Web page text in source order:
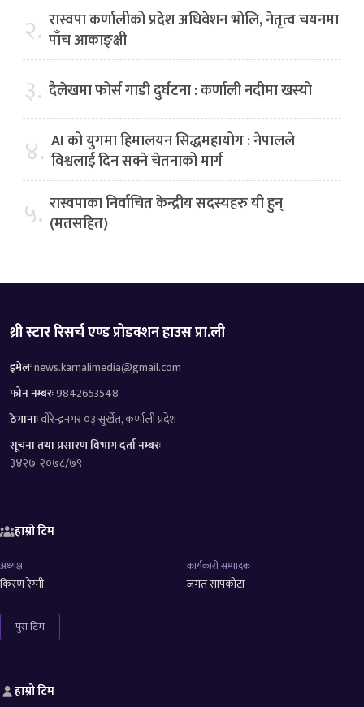
२. रास्वपा कर्णालीको प्रदेश अधिवेशन भोलि, नेतृत्व चयनमा
पाँच आकाङ्क्षी
३. दैलेखमा फोर्स गाडी दुर्घटना : कर्णाली नदीमा खस्यो
४. AI को युगमा हिमालयन सिद्धमहायोग : नेपालले
विश्वलाई दिन सक्ने चेतनाको मार्ग
५. रास्वपाका निर्वाचित केन्द्रीय सदस्यहरु यी हुन्
(मतसहित)
थ्री स्टार रिसर्च एण्ड प्रोडक्शन हाउस प्रा.ली
इमेलःnews.karnalimedia@gmail.com
फोन नम्बरः9842653548
ठेगानाःवीरेन्द्रनगर ०३ सुर्खेत, कर्णाली प्रदेश
सूचना तथा प्रसारण विभाग दर्ता नम्बरः
३४२७-२०७८/७९
हाम्रो टिम
अध्यक्ष
किरण रेग्मी
कार्यकारी सम्पादक
जगत सापकोटा
पुरा टिम
हाम्रो टिम